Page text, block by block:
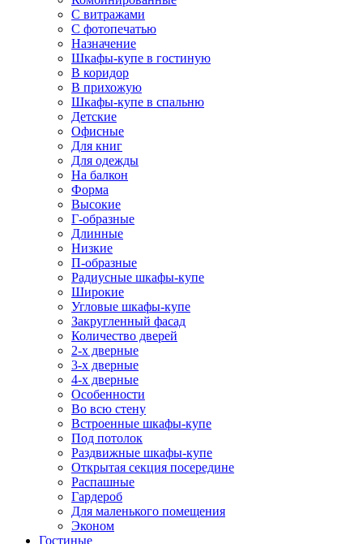
С витражами
С фотопечатью
Назначение
Шкафы-купе в гостиную
В коридор
В прихожую
Шкафы-купе в спальню
Детские
Офисные
Для книг
Для одежды
На балкон
Форма
Высокие
Г-образные
Длинные
Низкие
П-образные
Радиусные шкафы-купе
Широкие
Угловые шкафы-купе
Закругленный фасад
Количество дверей
2-х дверные
3-х дверные
4-х дверные
Особенности
Во всю стену
Встроенные шкафы-купе
Под потолок
Раздвижные шкафы-купе
Открытая секция посередине
Распашные
Гардероб
Для маленького помещения
Эконом
Гостиные